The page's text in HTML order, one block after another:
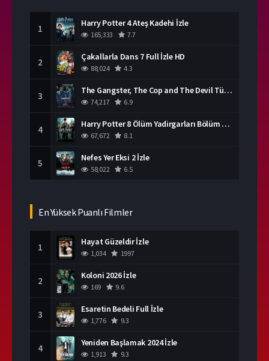
1 Harry Potter 4 Ateş Kadehi İzle
165,333 7.7
2 Çakallarla Dans 7 Full İzle HD
88,024 4.3
3 The Gangster, The Cop and The Devil Türkçe Dublaj İzle
74,217 6.9
4 Harry Potter 8 Ölüm Yadirgarları Bölüm 2 İzle
67,672 8.1
5 Nefes Yer Eksi 2 İzle
58,022 6.5
En Yüksek Puanlı Filmler
1 Hayat Güzeldir İzle
1,034 1997
2 Koloni 2026 İzle
169 9.6
3 Esaretin Bedeli Full İzle
1,776 9.3
4 Yeniden Başlamak 2024 İzle
1,913 9.3